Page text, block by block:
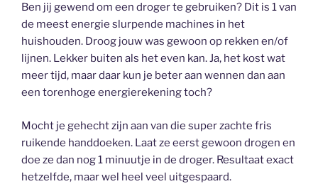
Ben jij gewend om een droger te gebruiken? Dit is 1 van
de meest energie slurpende machines in het
huishouden. Droog jouw was gewoon op rekken en/of
lijnen. Lekker buiten als het even kan. Ja, het kost wat
meer tijd, maar daar kun je beter aan wennen dan aan
een torenhoge energierekening toch?
Mocht je gehecht zijn aan van die super zachte fris
ruikende handdoeken. Laat ze eerst gewoon drogen en
doe ze dan nog 1 minuutje in de droger. Resultaat exact
hetzelfde, maar wel heel veel uitgespaard.